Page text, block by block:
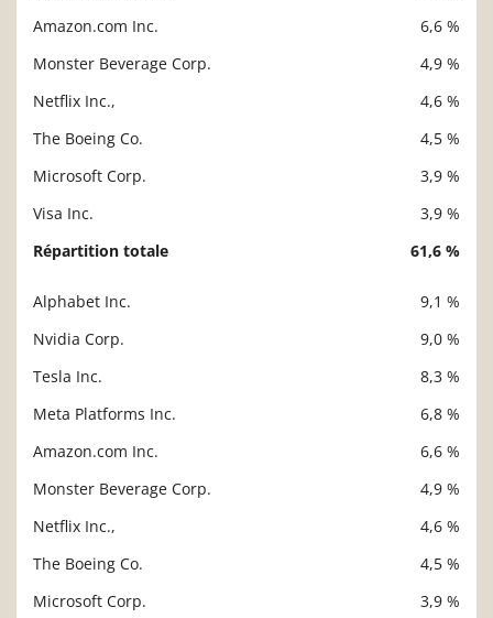
Amazon.com Inc.
6,6 %
Monster Beverage Corp.
4,9 %
Netflix Inc.,
4,6 %
The Boeing Co.
4,5 %
Microsoft Corp.
3,9 %
Visa Inc.
3,9 %
Répartition totale
61,6 %
Alphabet Inc.
9,1 %
Nvidia Corp.
9,0 %
Tesla Inc.
8,3 %
Meta Platforms Inc.
6,8 %
Amazon.com Inc.
6,6 %
Monster Beverage Corp.
4,9 %
Netflix Inc.,
4,6 %
The Boeing Co.
4,5 %
Microsoft Corp.
3,9 %